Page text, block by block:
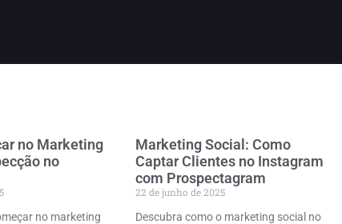
no Marketing
no
no marketing
Marketing Social: Como
Captar Clientes no Instagram
com Prospectagram
22 de junho de 2025
Descubra como o marketing social no